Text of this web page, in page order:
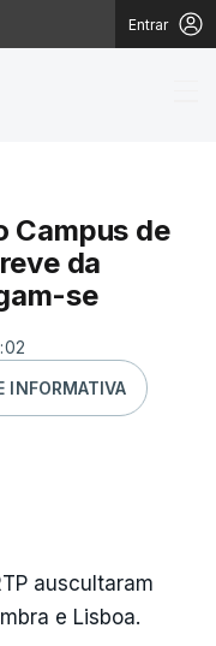
Entrar
Faro
Campus de
da
se
INFORMATIVA
auscultaram
e Lisboa.